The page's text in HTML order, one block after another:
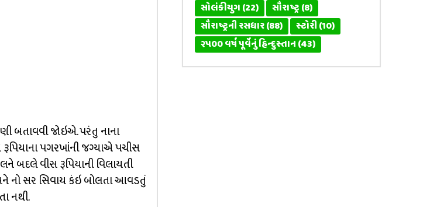
બતાવવી જોઇએ. પરંતુ નાના
પગરખાંની જગ્યાએ પચીસ
બદલે વીસ રૂપિયાની વિલાયતી
નો સર સિવાય કંઇ બોલતા આવડતું
નથી.
સોલંકીયુગ(22) સૌરાષ્ટ્ર(8)
સૌરાષ્ટ્રની રસધાર(88) સ્ટોરી(10)
૨૫૦૦ વર્ષ પૂર્વેનું હિન્દુસ્તાન(43)